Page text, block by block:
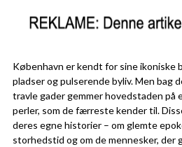
København er kendt for sine ikoniske
pladser og pulserende byliv. Men bag
travle gader gemmer hovedstaden
perler, som de færreste kender til.
deres egne historier – om glemte
storhedstid og om de mennesker, der